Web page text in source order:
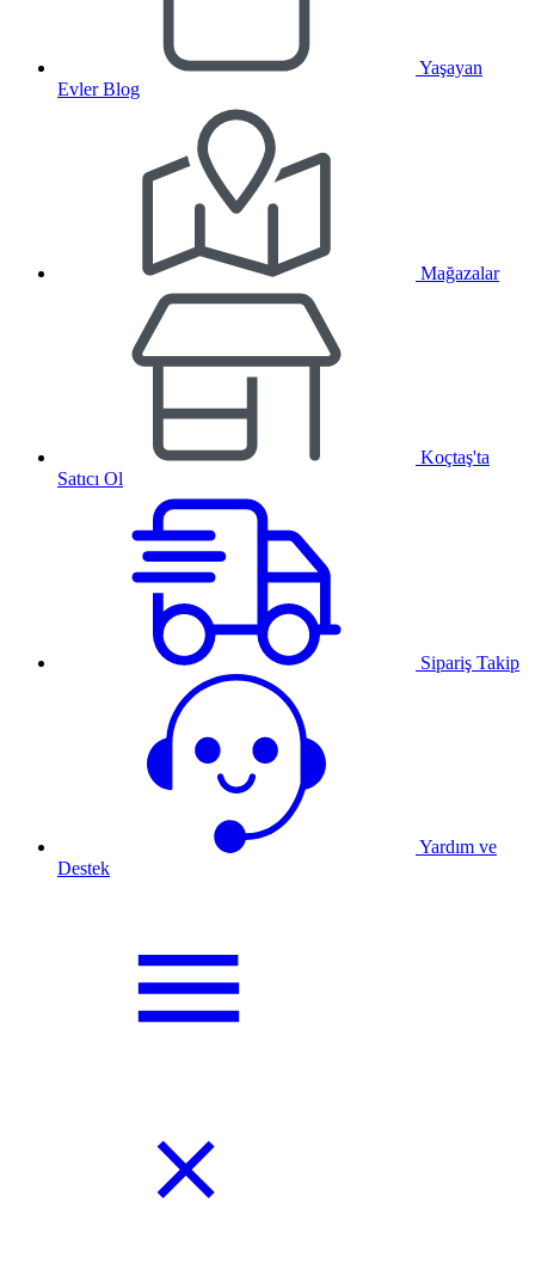
Yaşayan
Evler Blog
Mağazalar
Koçtaş'ta
Satıcı Ol
Sipariş Takip
Yardım ve
Destek